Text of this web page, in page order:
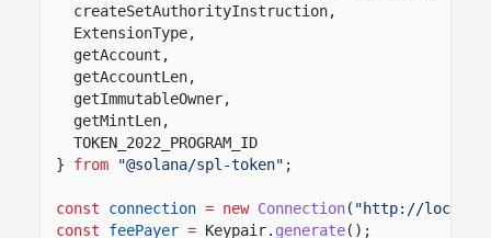
createSetAuthorityInstruction,
ExtensionType,
getAccount,
getAccountLen,
getImmutableOwner,
getMintLen,
TOKEN_2022_PROGRAM_ID
}
from "@solana/spl-token" ;
const connection = new Connection( "http://
const
feePayer = Keypair. generate();